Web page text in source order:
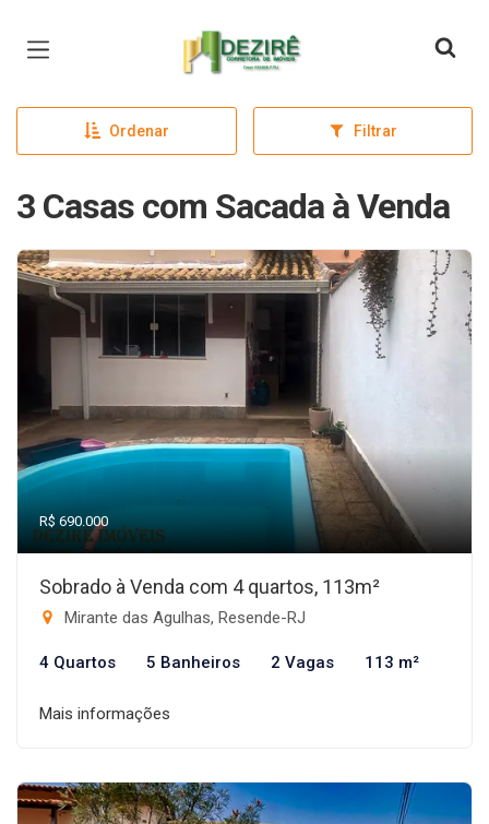
Página inicial
Ordenar Filtrar
3 Casas com Sacada à Venda
R$ 690.000
Sobrado à Venda com 4 quartos, 113m²
Mirante das Agulhas, Resende-RJ
4 Quartos 5 Banheiros 2 Vagas 113 m²
Mais informações